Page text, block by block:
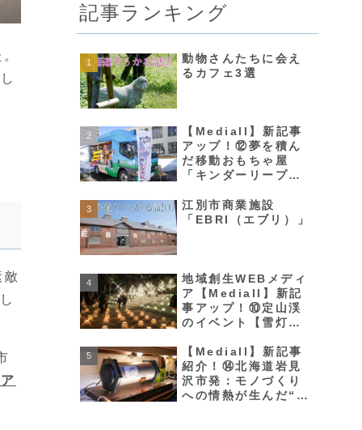
記事ランキング
動物さんたちに会え
るカフェ3選
【Mediall】新記事
アップ！⑫夢を積ん
だ移動おもちゃ屋
「キンダーリープ
江別市商業施設
「EBRI（エブリ）」
地域創生WEBメディ
ア【Mediall】新記
事アップ！⑩定山渓
のイベント【雪灯
【Mediall】新記事
紹介！⑭北海道岩見
沢市発：モノづくり
への情熱が生んだ“レ